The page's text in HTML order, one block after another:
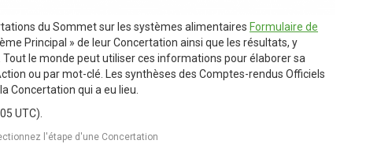
du Sommet sur les systèmes alimentaires Formulaire de
Principal » de leur Concertation ainsi que les résultats, y
Tout le monde peut utiliser ces informations pour élaborer sa
ou par mot-clé. Les synthèses des Comptes-rendus Officiels
Concertation qui a eu lieu.
UTC).
l'étape d'une Concertation